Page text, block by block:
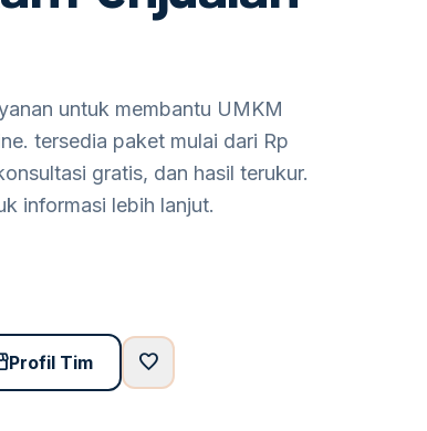
untuk membantu UMKM
tersedia paket mulai dari Rp
gratis, dan hasil terukur.
informasi lebih lanjut.
Profil Tim favorite